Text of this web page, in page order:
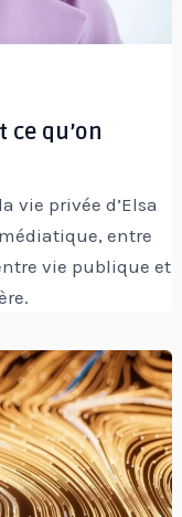
ce qu’on
vie privée d’Elsa
entre
vie publique et